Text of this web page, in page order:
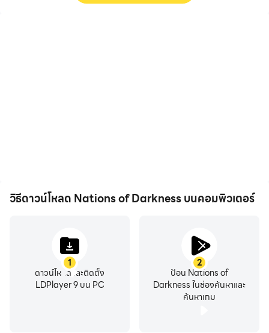
วิธีดาวน์โหลด Nations of Darkness บนคอมพิวเตอร์
1
ดาวน์โหลดและติดตั้ง
LDPlayer 9 บน PC
2
ป้อน Nations of
Darkness ในช่องค้นหาและ
ค้นหาเกม